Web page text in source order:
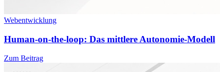
Webentwicklung
Human-on-the-loop: Das mittlere Autonomie-Modell
Zum Beitrag